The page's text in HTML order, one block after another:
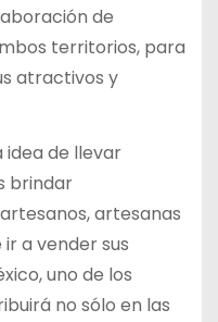
de
territorios, para
atractivos y
idea de llevar
brindar
artesanas
a vender sus
uno de los
no sólo en las